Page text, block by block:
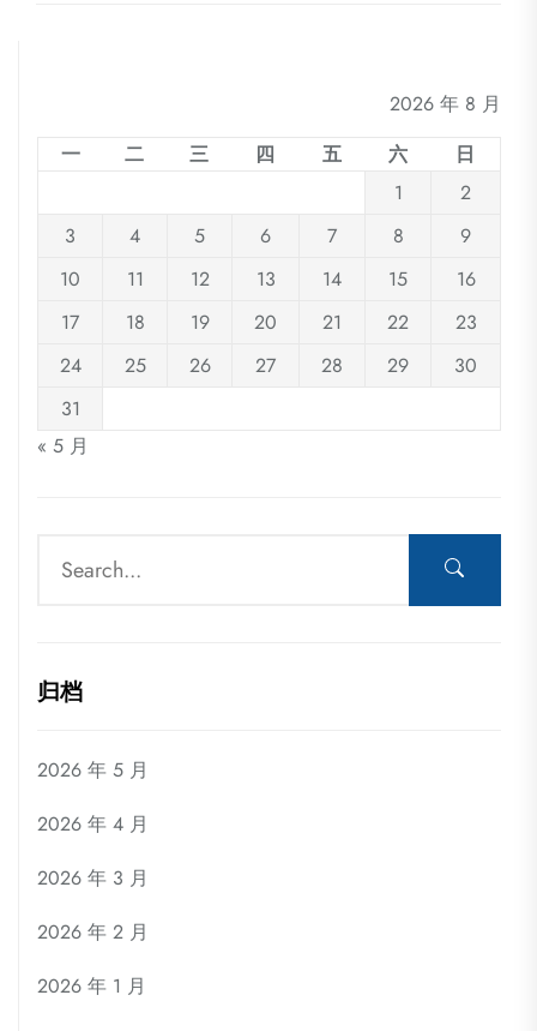
2026 年 8 月
一
二 三 四 五 六
日
1
2
3
4 5 6 7 8
9
10
11 12 13 14 15
16
17
18 19 20 21 22
23
24
25 26 27 28 29
30
31
« 5 月
归档
2026 年 5 月
2026 年 4 月
2026 年 3 月
2026 年 2 月
2026 年 1 月